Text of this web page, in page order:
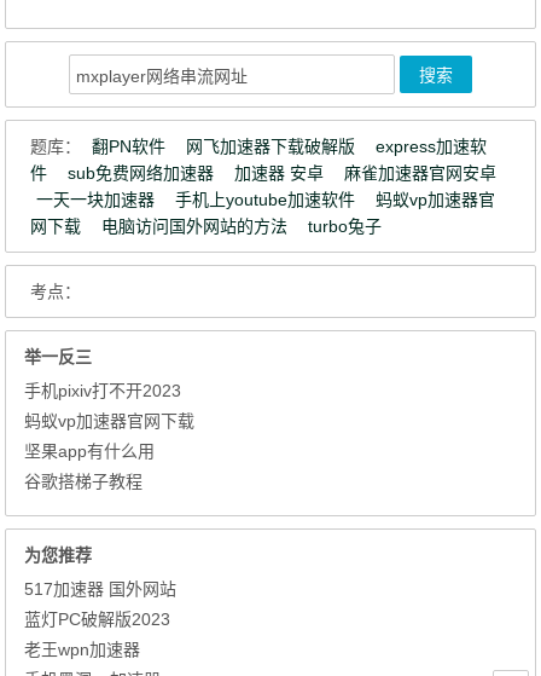
题库： 翻PN软件 网飞加速器下载破解版
express加速软
件
sub免费网络加速器 加速器 安卓
麻雀加速器官网安卓
一天一块加速器
手机上youtube加速软件
蚂蚁vp加速器官
网下载
电脑访问国外网站的方法 turbo兔子
考点：
举一反三
手机pixiv打不开2023
蚂蚁vp加速器官网下载
坚果app有什么用
谷歌搭梯子教程
为您推荐
517加速器 国外网站
蓝灯PC破解版2023
老王wpn加速器